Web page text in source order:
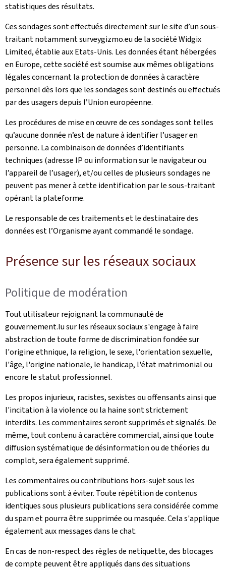
statistiques des résultats.
Ces sondages sont effectués directement sur le site d’un sous-
traitant notamment surveygizmo.eu de la société Widgix
Limited, établie aux Etats-Unis. Les données étant hébergées
en Europe, cette société est soumise aux mêmes obligations
légales concernant la protection de données à caractère
personnel dès lors que les sondages sont destinés ou effectués
par des usagers depuis l’Union européenne.
Les procédures de mise en œuvre de ces sondages sont telles
qu’aucune donnée n’est de nature à identifier l’usager en
personne. La combinaison de données d’identifiants
techniques (adresse IP ou information sur le navigateur ou
l’appareil de l’usager), et/ou celles de plusieurs sondages ne
peuvent pas mener à cette identification par le sous-traitant
opérant la plateforme.
Le responsable de ces traitements et le destinataire des
données est l’Organisme ayant commandé le sondage.
Présence sur les réseaux sociaux
Politique de modération
Tout utilisateur rejoignant la communauté de
gouvernement.lu sur les réseaux sociaux s'engage à faire
abstraction de toute forme de discrimination fondée sur
l'origine ethnique, la religion, le sexe, l'orientation sexuelle,
l'âge, l'origine nationale, le handicap, l'état matrimonial ou
encore le statut professionnel.
Les propos injurieux, racistes, sexistes ou offensants ainsi que
l'incitation à la violence ou la haine sont strictement
interdits. Les commentaires seront supprimés et signalés. De
même, tout contenu à caractère commercial, ainsi que toute
diffusion systématique de désinformation ou de théories du
complot, sera également supprimé.
Les commentaires ou contributions hors-sujet sous les
publications sont à éviter. Toute répétition de contenus
identiques sous plusieurs publications sera considérée comme
du spam et pourra être supprimée ou masquée. Cela s'applique
également aux messages dans le chat.
En cas de non-respect des règles de netiquette, des blocages
de compte peuvent être appliqués dans des situations